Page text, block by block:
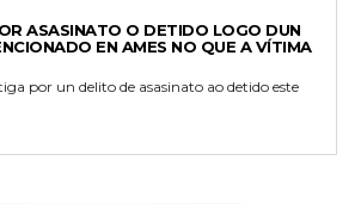
ASASINATO O DETIDO LOGO DUN
EN AMES NO QUE A VÍTIMA
por un delito de asasinato ao detido este